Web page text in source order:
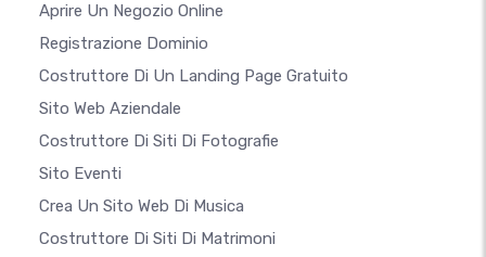
Aprire Un Negozio Online
Registrazione Dominio
Costruttore Di Un Landing Page Gratuito
Sito Web Aziendale
Costruttore Di Siti Di Fotografie
Sito Eventi
Crea Un Sito Web Di Musica
Costruttore Di Siti Di Matrimoni